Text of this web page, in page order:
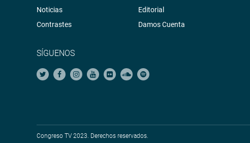
Noticias
Contrastes
Editorial
Damos Cuenta
SÍGUENOS
Congreso TV 2023. Derechos reservados.